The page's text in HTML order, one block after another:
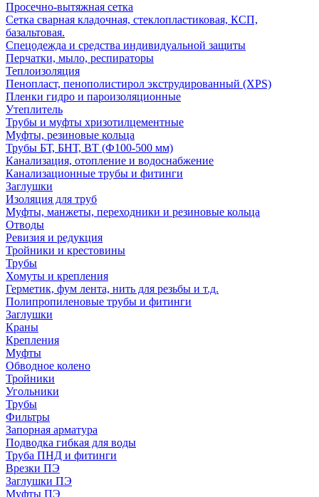
Просечно-вытяжная сетка
Сетка сварная кладочная, стеклопластиковая, КСП,
базальтовая.
Спецодежда и средства индивидуальной защиты
Перчатки, мыло, респираторы
Теплоизоляция
Пенопласт, пенополистирол экструдированный (XPS)
Пленки гидро и пароизоляционные
Утеплитель
Трубы и муфты хризотилцементные
Муфты, резиновые кольца
Трубы БТ, БНТ, ВТ (Ф100-500 мм)
Канализация, отопление и водоснабжение
Канализационные трубы и фитинги
Заглушки
Изоляция для труб
Муфты, манжеты, переходники и резиновые кольца
Отводы
Ревизия и редукция
Тройники и крестовины
Трубы
Хомуты и крепления
Герметик, фум лента, нить для резьбы и т.д.
Полипропиленовые трубы и фитинги
Заглушки
Краны
Крепления
Муфты
Обводное колено
Тройники
Угольники
Трубы
Фильтры
Запорная арматура
Подводка гибкая для воды
Труба ПНД и фитинги
Врезки ПЭ
Заглушки ПЭ
Муфты ПЭ